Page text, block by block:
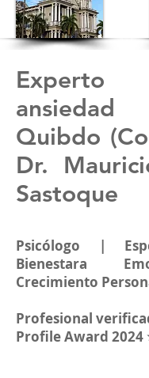
Quibdo
Dr.
Sastoque
Psicólogo |
Bienestara
Crecimiento
Profesional
Profile Award 2024